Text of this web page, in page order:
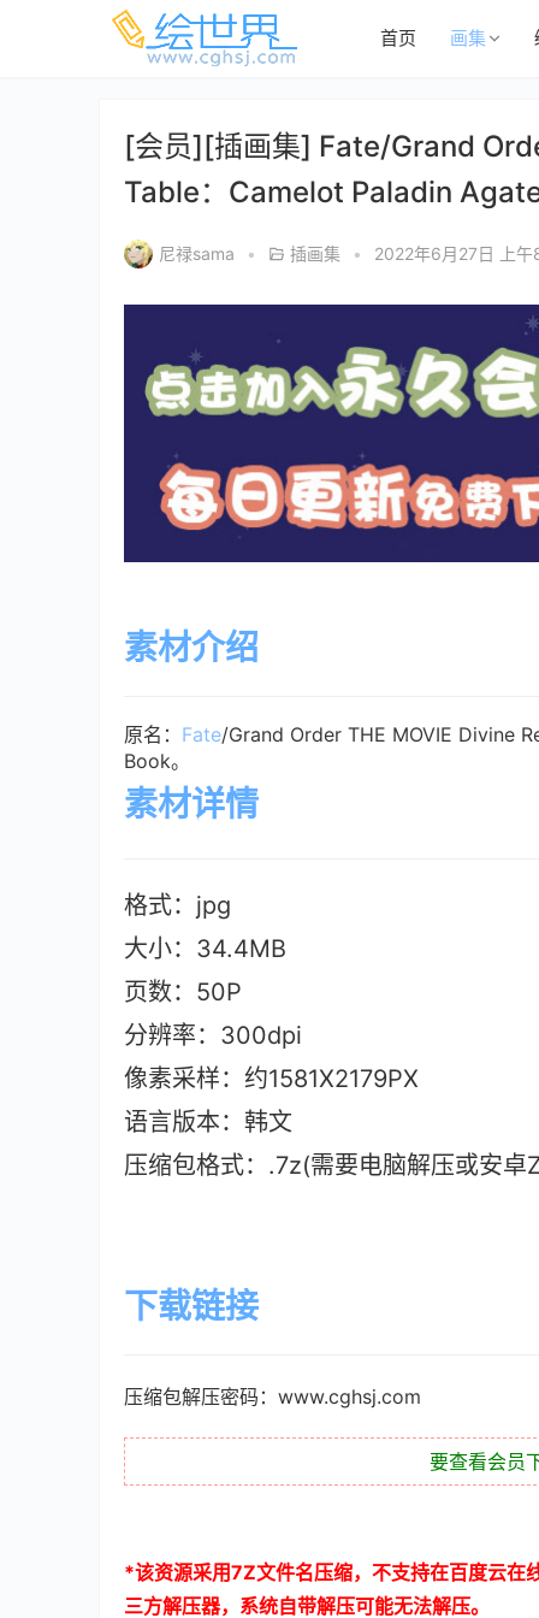
首页 画集
[会员][插画集] Fate/Grand
Table：Camelot Paladin
尼禄sama • 插画集 • 2022年6月27日 上
素材介绍
原名： Fate/Grand Order THE MOVIE Divine
Book。
素材详情
格式：jpg
大小：34.4MB
页数：50P
分辨率：300dpi
像素采样：约1581X2179PX
语言版本：韩文
压缩包格式：.7z(需要电脑解压或安
下载链接
压缩包解压密码：www.cghsj.com
要查看会员
*该资源采用7Z文件名压缩，不支持在百度云在
三方解压器，系统自带解压可能无法解压。